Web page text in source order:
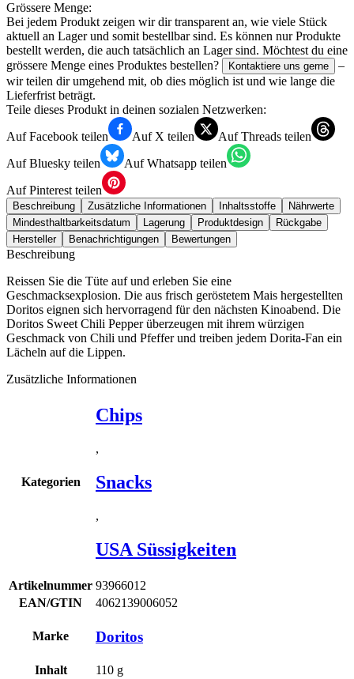
Grössere Menge:
Bei jedem Produkt zeigen wir dir transparent an, wie viele Stück
aktuell an Lager und somit bestellbar sind. Es können nur Produkte
bestellt werden, die auch tatsächlich an Lager sind. Möchtest du eine
grössere Menge eines Produktes bestellen?
Kontaktiere uns gerne
–
wir teilen dir umgehend mit, ob dies möglich ist und wie lange die
Lieferfrist beträgt.
Teile dieses Produkt in deinen sozialen Netzwerken:
Auf Facebook teilen
Auf X teilen
Auf Threads teilen
Auf Bluesky teilen
Auf Whatsapp teilen
Auf Pinterest teilen
Beschreibung Zusätzliche Informationen Inhaltsstoffe
Nährwerte
Mindesthaltbarkeitsdatum
Lagerung Produktdesign
Rückgabe
Hersteller
Benachrichtigungen Bewertungen
Beschreibung
Reissen Sie die Tüte auf und erleben Sie eine
Geschmacksexplosion. Die aus frisch geröstetem Mais hergestellten
Doritos eignen sich hervorragend für den nächsten Kinoabend. Die
Doritos Sweet Chili Pepper überzeugen mit ihrem würzigen
Geschmack von Chili und Pfeffer und treiben jedem Dorita-Fan ein
Lächeln auf die Lippen.
Zusätzliche Informationen
Kategorien
Chips
,
Snacks
,
USA Süssigkeiten
Artikelnummer 93966012
EAN/GTIN
4062139006052
Marke Doritos
Inhalt 110 g